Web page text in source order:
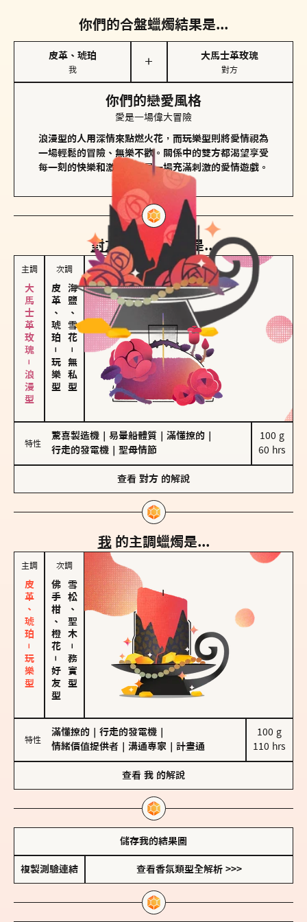
你們的合盤蠟燭結果是...
皮革、琥珀
我
＋
大馬士革玫瑰
對方
你們的戀愛風格
愛是一場偉大冒險
浪漫型的人用深情來點燃火花，而玩樂型則將愛情視為
一場輕鬆的冒險、無樂不歡。關係中的雙方都渴望享受
每一刻的快樂和激動，像是一場充滿刺激的愛情遊戲。
對方的主調蠟燭是...
主調
大馬士革玫瑰－浪漫型
次調
皮革、琥珀
－
玩樂型
海鹽、雪花
－
無私型
特性
驚喜製造機 易暈船體質 滿懂撩的
行走的發電機
聖母情節
100 g
60 hrs
查看 對方 的解說
我 的主調蠟燭是...
主調
皮革、琥珀－玩樂型
次調
佛手柑、橙花
－
好友型
雪松、聖木
－
務實型
特性
滿懂撩的 行走的發電機
情緒價值提供者
溝通專家 計畫通
100 g
110 hrs
查看 我 的解說
儲存我的結果圖
複製測驗連結 查看香氛類型全解析 >>>